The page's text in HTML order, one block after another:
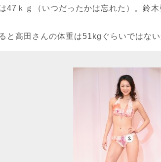
47ｋｇ（いつだったかは忘れた）。鈴
と高田さんの体重は51kgぐらいではない